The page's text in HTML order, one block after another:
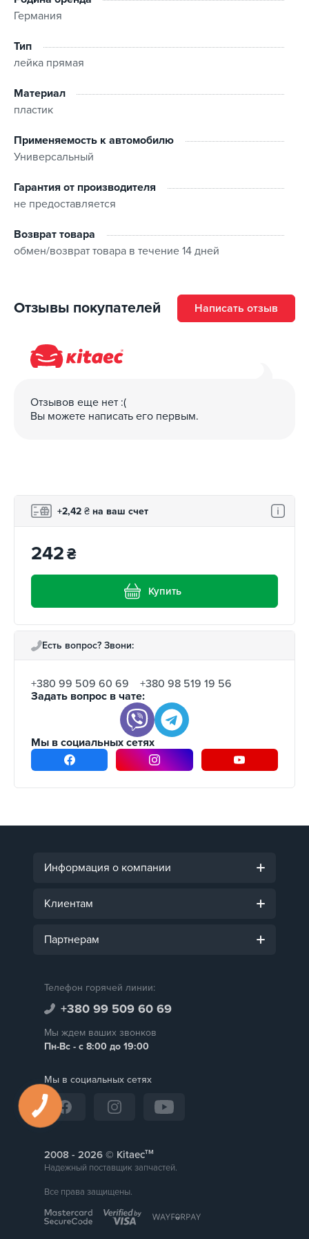
Германия
Тип
лейка прямая
Материал
пластик
Применяемость к автомобилю
Универсальный
Гарантия от производителя
не предоставляется
Возврат товара
обмен/возврат товара в течение 14 дней
Отзывы покупателей Написать отзыв
Отзывов еще нет :(
Вы можете написать его первым.
+2,42 ₴ на ваш счет
242₴
Купить
Есть вопрос? Звони:
+380 99 509 60 69
+380 98 519 19 56
Задать вопрос в чате:
Мы в социальных сетях
Информация о компании
Клиентам
Партнерам
Телефон горячей линии:
+380 99 509 60 69
Мы ждем ваших звонков
Пн-Вс - с 8:00 до 19:00
Мы в социальных сетях
2008 - © Kitaecтм
Надежный поставщик запчастей.
Все права защищены.